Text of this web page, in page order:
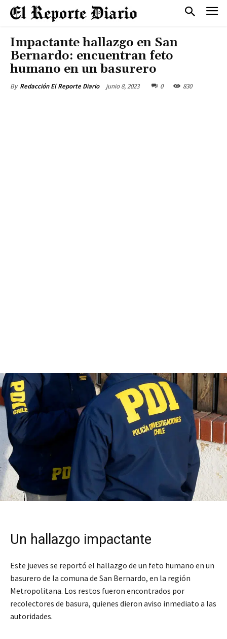
Impactante hallazgo en San
Bernardo: encuentran feto
humano en un basurero
By Redacción El Reporte Diario junio 8, 2023 0 830
Un hallazgo impactante
Este jueves se reportó el hallazgo de un feto humano en un
basurero de la comuna de San Bernardo, en la región
Metropolitana. Los restos fueron encontrados por
recolectores de basura, quienes dieron aviso inmediato a las
autoridades.